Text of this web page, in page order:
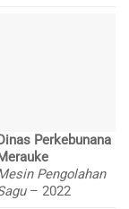
Perkebunana
Pengolahan
– 2022